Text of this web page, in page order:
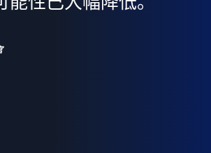
能性已大幅降低。"